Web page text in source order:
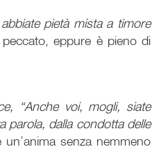
pietà mista a timore
eppure è pieno di
“Anche voi, mogli, siate
parola, dalla condotta delle
senza nemmeno